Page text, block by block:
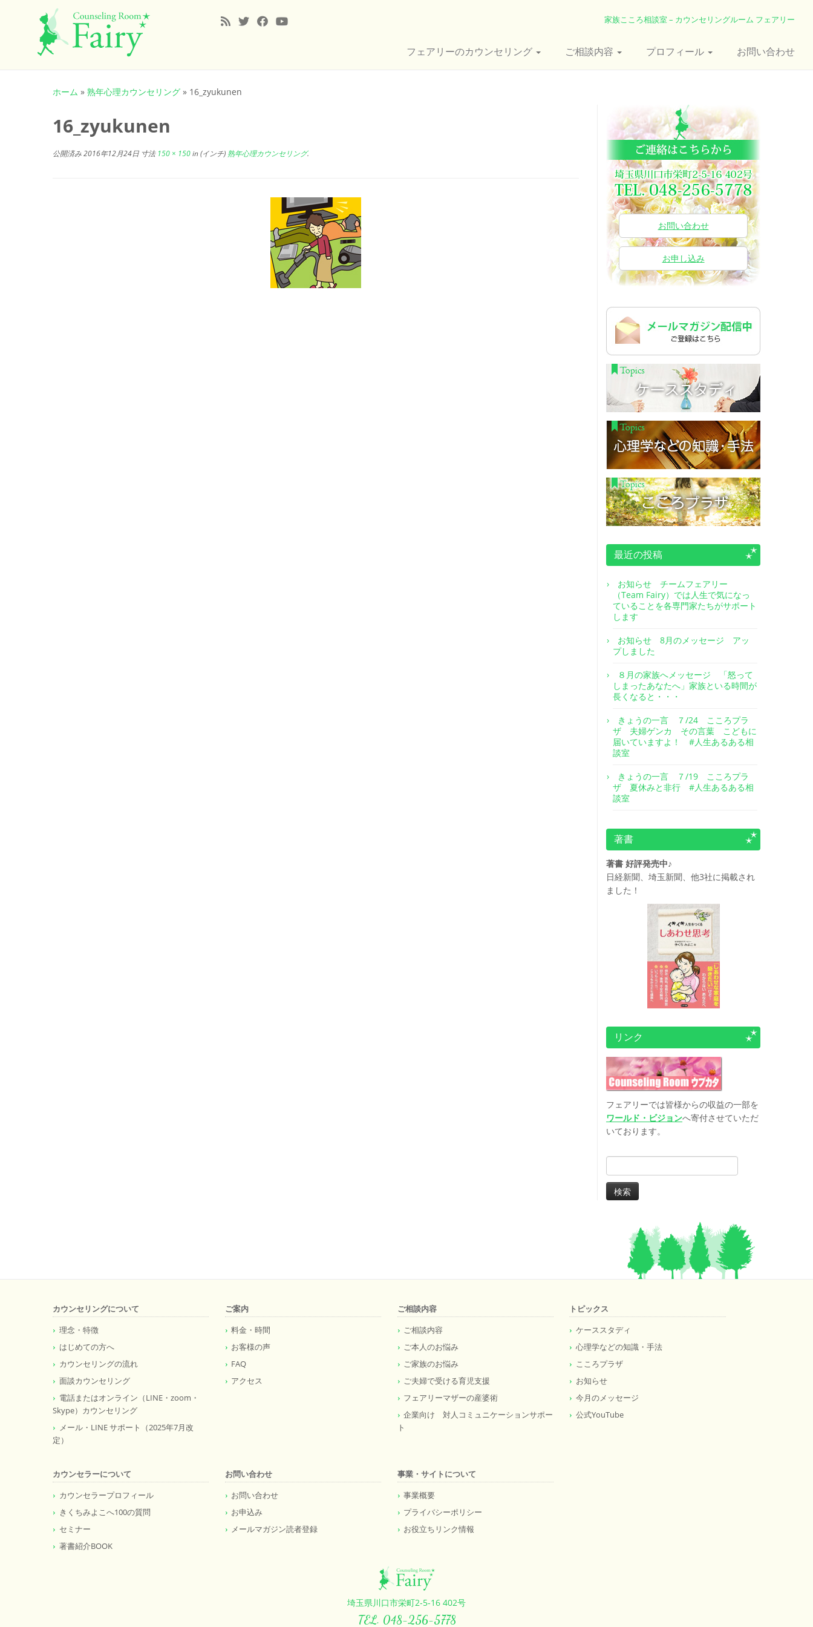
家族こころ相談室 – カウンセリングルーム フェアリー
フェアリーのカウンセリング ご相談内容 プロフィール お問い合わせ
ホーム » 熟年心理カウンセリング » 16_zyukunen
16_zyukunen
公開済み2016年12月24日 寸法150 × 150in (インチ) 熟年心理カウンセリング.
お問い合わせ
お申し込み
最近の投稿
お知らせ チームフェアリー
（Team Fairy）では人生で気になっ
ていることを各専門家たちがサポート
します
お知らせ 8月のメッセージ アッ
プしました
８月の家族へメッセージ 「怒って
しまったあなたへ」家族といる時間が
長くなると・・・
きょうの一言 ７/24 こころプラ
ザ 夫婦ゲンカ その言葉 こどもに
届いていますよ！ #人生あるある相
談室
きょうの一言 ７/19 こころプラ
ザ 夏休みと非行 #人生あるある相
談室
著書
著書 好評発売中♪
日経新聞、埼玉新聞、他3社に掲載され
ました！
リンク
フェアリーでは皆様からの収益の一部を
ワールド・ビジョンへ寄付させていただ
いております。
検
索:
カウンセリングについて
理念・特徴
はじめての方へ
カウンセリングの流れ
面談カウンセリング
電話またはオンライン（LINE・zoom・
Skype）カウンセリング
メール・LINE サポート（2025年7月改
定）
ご案内
料金・時間
お客様の声
FAQ
アクセス
ご相談内容
ご相談内容
ご本人のお悩み
ご家族のお悩み
ご夫婦で受ける育児支援
フェアリーマザーの産婆術
企業向け 対人コミュニケーションサポー
ト
トピックス
ケーススタディ
心理学などの知識・手法
こころプラザ
お知らせ
今月のメッセージ
公式YouTube
カウンセラーについて
カウンセラープロフィール
きくちみよこへ100の質問
セミナー
著書紹介BOOK
お問い合わせ
お問い合わせ
お申込み
メールマガジン読者登録
事業・サイトについて
事業概要
プライバシーポリシー
お役立ちリンク情報
埼玉県川口市栄町2-5-16 402号
TEL. 048-256-5778